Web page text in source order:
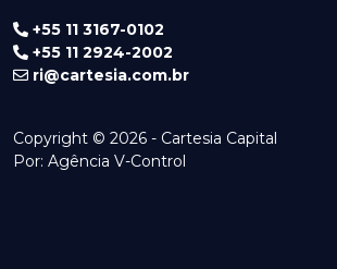
+55 11 3167-0102
+55 11 2924-2002
ri@cartesia.com.br
Copyright © 2026 - Cartesia Capital
Por: Agência V-Control